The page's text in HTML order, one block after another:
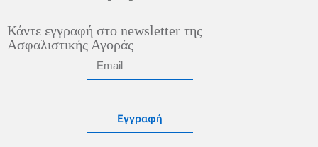
Κάντε εγγραφή στο newsletter της
Ασφαλιστικής Αγοράς
Εγγραφή